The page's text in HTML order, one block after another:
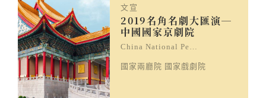
文宣
2019名角名劇大匯演─
中國國家京劇院
China National Pe…
國家兩廳院 國家戲劇院